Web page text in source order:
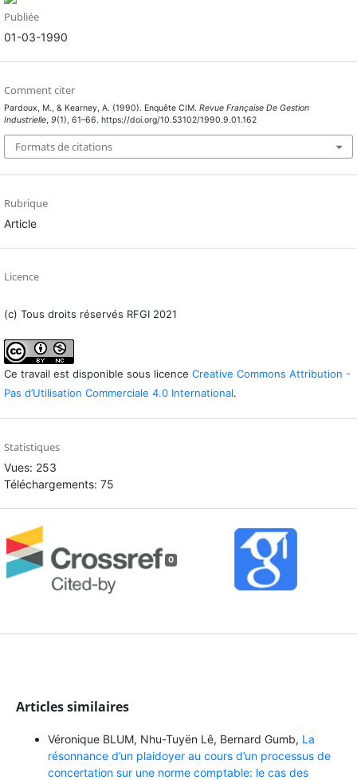
Publiée
01-03-1990
Comment citer
Pardoux, M., & Kearney, A. (1990). Enquête CIM. Revue Française De Gestion
Industrielle, 9(1), 61–66. https://doi.org/10.53102/1990.9.01.162
Formats de citations
Rubrique
Article
Licence
(c) Tous droits réservés RFGI 2021
Ce travail est disponible sous licence Creative Commons Attribution -
Pas d’Utilisation Commerciale 4.0 International.
Statistiques
Vues: 253
Téléchargements: 75
0
Articles similaires
Véronique BLUM, Nhu-Tuyën Lê, Bernard Gumb, La
résonnance d’un plaidoyer au cours d’un processus de
concertation sur une norme comptable: le cas des